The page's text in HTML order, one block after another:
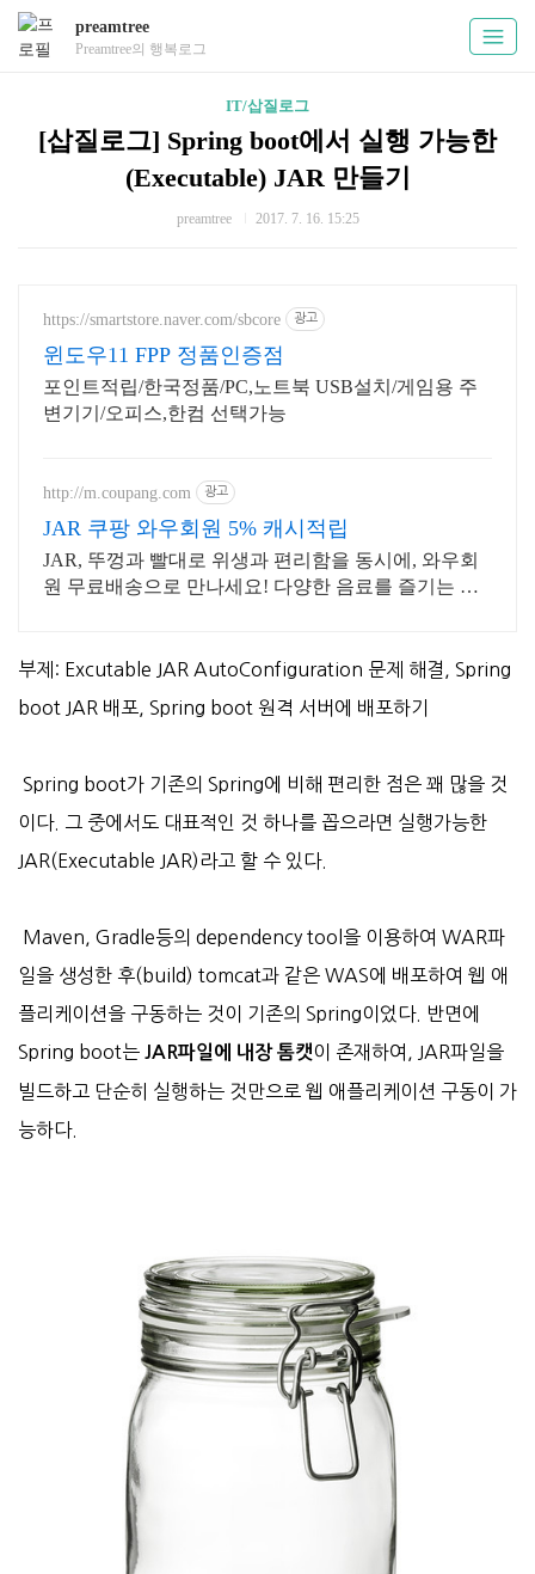
preamtree
Preamtree의 행복로그
IT/삽질로그
[삽질로그] Spring boot에서 실행 가능한
(Executable) JAR 만들기
preamtree 2017. 7. 16. 15:25
https://smartstore.naver.com/sbcore 광고
윈도우11 FPP 정품인증점
포인트적립/한국정품/PC,노트북 USB설치/게임용 주
변기기/오피스,한컴 선택가능
http://m.coupang.com 광고
JAR 쿠팡 와우회원 5% 캐시적립
JAR, 뚜껑과 빨대로 위생과 편리함을 동시에, 와우회
원 무료배송으로 만나세요! 다양한 음료를 즐기는 당
부제: Excutable JAR AutoConfiguration 문제 해결, Spring
boot JAR 배포, Spring boot 원격 서버에 배포하기
Spring boot가 기존의 Spring에 비해 편리한 점은 꽤 많을 것
이다. 그 중에서도 대표적인 것 하나를 꼽으라면 실행가능한
JAR(Executable JAR)라고 할 수 있다.
Maven, Gradle등의 dependency tool을 이용하여 WAR파
일을 생성한 후(build) tomcat과 같은 WAS에 배포하여 웹 애
플리케이션을 구동하는 것이 기존의 Spring이었다. 반면에
Spring boot는 JAR파일에 내장 톰캣이 존재하여, JAR파일을
빌드하고 단순히 실행하는 것만으로 웹 애플리케이션 구동이 가
능하다.